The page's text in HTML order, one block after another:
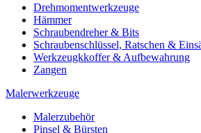
Drehmomentwerkzeuge
Hämmer
Schraubendreher & Bits
Schraubenschlüssel, Ratschen &
Werkzeugkkoffer & Aufbewahrung
Zangen
Malerwerkzeuge
Malerzubehör
Pinsel & Bürsten